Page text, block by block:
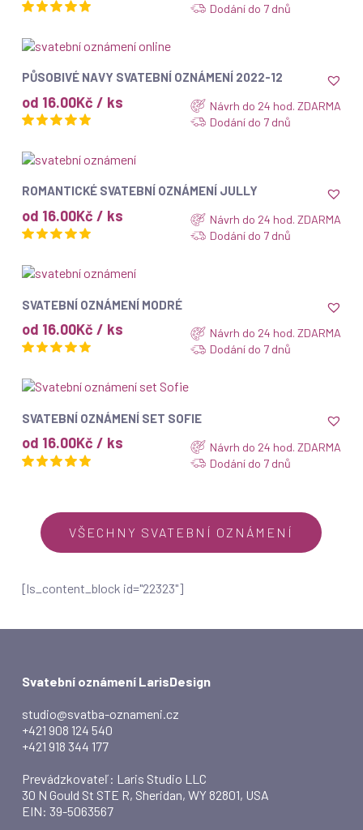
Dodání do 7 dnů
ZOBRAZIT
PŮSOBIVÉ NAVY SVATEBNÍ OZNÁMENÍ 2022-12
od 16.00Kč / ks
Návrh do 24 hod. ZDARMA
Dodání do 7 dnů
ZOBRAZIT
ROMANTICKÉ SVATEBNÍ OZNÁMENÍ JULLY
od 16.00Kč / ks
Návrh do 24 hod. ZDARMA
Dodání do 7 dnů
ZOBRAZIT
SVATEBNÍ OZNÁMENÍ MODRÉ
od 16.00Kč / ks
Návrh do 24 hod. ZDARMA
Dodání do 7 dnů
ZOBRAZIT
SVATEBNÍ OZNÁMENÍ SET SOFIE
od 16.00Kč / ks
Návrh do 24 hod. ZDARMA
Dodání do 7 dnů
VŠECHNY SVATEBNÍ OZNÁMENÍ
[ls_content_block id="22323"]
Svatební oznámení LarisDesign
studio@svatba-oznameni.cz
+421 908 124 540
+421 918 344 177
Prevádzkovateľ: Laris Studio LLC
30 N Gould St STE R, Sheridan, WY 82801, USA
EIN: 39-5063567